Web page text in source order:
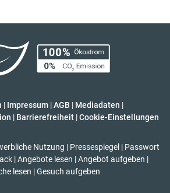
| Impressum |AGB | Mediadaten |
| Barrierefreiheit | Cookie-Einstellungen
Nutzung | Pressespiegel | Passwort
| Angebote lesen | Angebot aufgeben |
lesen | Gesuch aufgeben